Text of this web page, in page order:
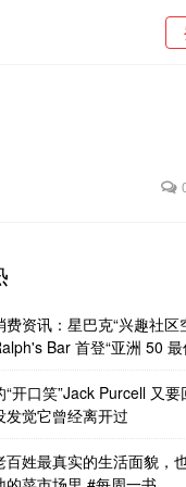
费资讯：星巴克“兴趣社区
Bar 首登“亚洲 50 最
“开口笑”Jack Purcell 又
发觉它曾经离开过
百姓最真实的生活面貌，